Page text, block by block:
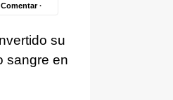
Comentar ·
su
sangre en